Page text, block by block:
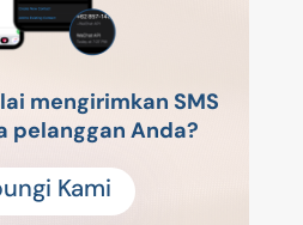
mengirimkan SMS
pelanggan Anda?
Kami